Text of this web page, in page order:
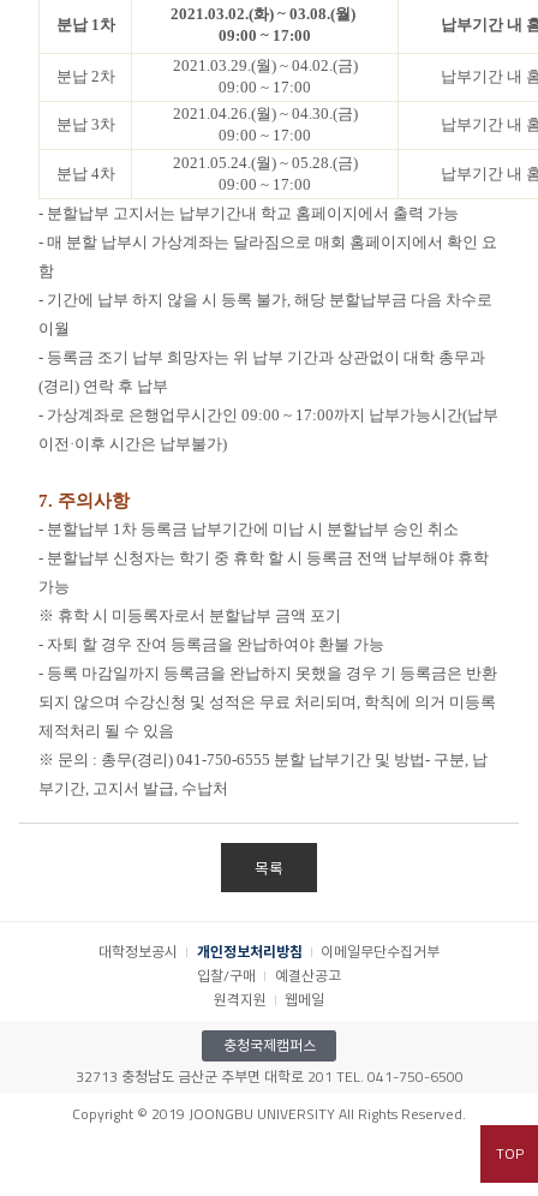
분납 1차
2021.03.02.(화) ~ 03.08.(월 )
09:00 ~ 17:00
납부기간 내
분납 2차
2021.03.29.(월) ~ 04.02.(금)
09:00 ~ 17:00
납부기간 내
분납 3차
2021.04.26.(월) ~ 04.30.(금)
09:00 ~ 17:00
납부기간 내
분납 4차
2021.05.24.(월) ~ 05.28.(금)
09:00 ~ 17:00
납부기간 내
- 분할납부 고지서는 납부기간내 학교 홈페이지에서 출력 가능
- 매 분할 납부시 가상계좌는 달라짐으로 매회 홈페이지에서 확인 요
함
- 기간에 납부 하지 않을 시 등록 불가, 해당 분할납부금 다음 차수로
이월
- 등록금 조기 납부 희망자는 위 납부 기간과 상관없이 대학 총무과
(경리 ) 연락 후 납부
- 가상계좌로 은행업무시간인 09:00 ~ 17:00까지 납부가능시간(납부
이전 ·이후 시간은 납부불가)
7. 주의사항
- 분할납부 1차 등록금 납부기간에 미납 시 분할납부 승인 취소
- 분할납부 신청자는 학기 중 휴학 할 시 등록금 전액 납부해야 휴학
가능
※ 휴학 시 미등록자로서 분할납부 금액 포기
- 자퇴 할 경우 잔여 등록금을 완납하여야 환불 가능
- 등록 마감일까지 등록금을 완납하지 못했을 경우 기 등록금은 반환
되지 않으며 수강신청 및 성적은 무료 처리되며 , 학칙에 의거 미등록
제적처리 될 수 있음
※ 문의 : 총무(경리 ) 041-750-6555 분할 납부기간 및 방법- 구분, 납
부기간, 고지서 발급, 수납처
목록
대학정보공시 개인정보처리방침
이메일무단수집거부
입찰/구매
예결산공고
원격지원
웹메일
TOP
충청국제캠퍼스
32713 충청남도 금산군 추부면 대학로 201 TEL. 041-750-6500
Copyright © 2019 JOONGBU UNIVERSITY All Rights Reserved.